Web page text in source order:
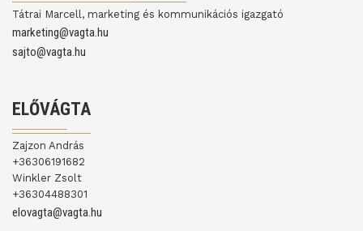
Tátrai Marcell, marketing és kommunikációs igazgató
marketing@vagta.hu
sajto@vagta.hu
ELŐVÁGTA
Zajzon András
+36306191682
Winkler Zsolt
+36304488301
elovagta@vagta.hu